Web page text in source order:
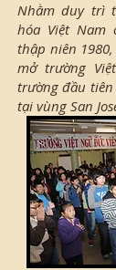
Nhằm duy trì
hóa Việt
thập niên
mở trường
trường đầu tiên
tại vùng San